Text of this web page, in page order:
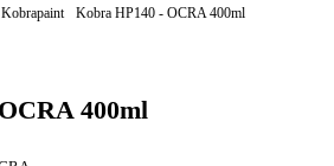
Kobrapaint Kobra HP140 - OCRA 400ml
400ml